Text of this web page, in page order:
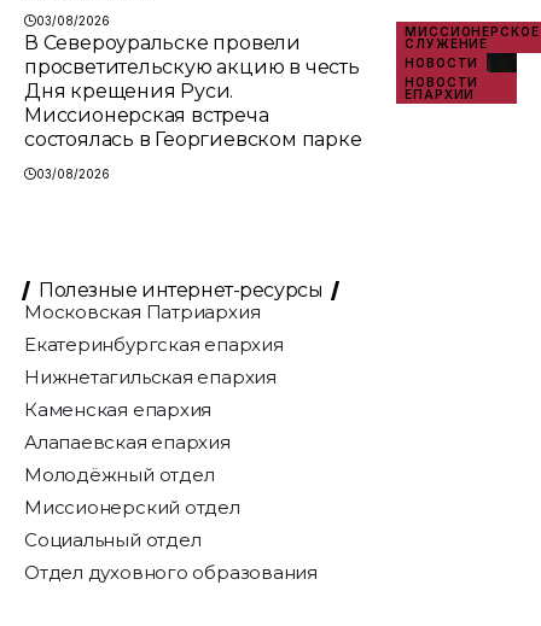
03/08/2026
МИССИОНЕРСКОЕ
СЛУЖЕНИЕ
НОВОСТИ
НОВОСТИ
ЕПАРХИИ
В Североуральске провели
просветительскую акцию в честь
Дня крещения Руси.
Миссионерская встреча
состоялась в Георгиевском парке
03/08/2026
Полезные интернет-ресурсы
Московская Патриархия
Екатеринбургская епархия
Нижнетагильская епархия
Каменская епархия
Алапаевская епархия
Молодёжный отдел
Миссионерский отдел
Социальный отдел
Отдел духовного образования